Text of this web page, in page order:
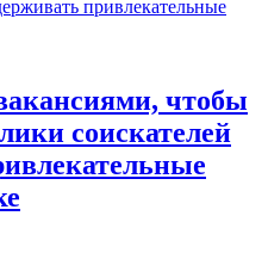
чтобы
соискателей